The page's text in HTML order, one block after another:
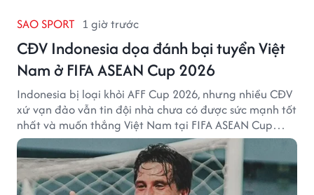
SAO SPORT 1 giờ trước
CĐV Indonesia dọa đánh bại tuyển Việt
Nam ở FIFA ASEAN Cup 2026
Indonesia bị loại khỏi AFF Cup 2026, nhưng nhiều CĐV
xứ vạn đảo vẫn tin đội nhà chưa có được sức mạnh tốt
nhất và muốn thắng Việt Nam tại FIFA ASEAN Cup
2026.